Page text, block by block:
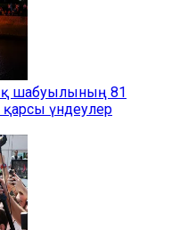
шабуылының 81
үндеулер